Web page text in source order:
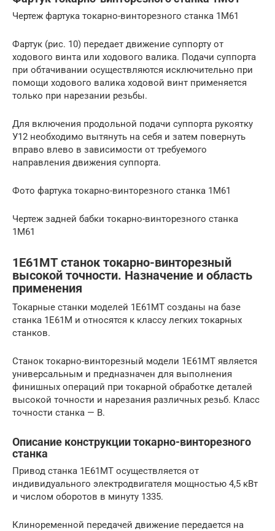
Чертеж фартука токарно-винторезного станка 1М61
Фартук (рис. 10) передает движение суппорту от
ходового винта или ходового валика. Подачи суппорта
при обтачивании осуществляются исключительно при
помощи ходового валика ходовой винт применяется
только при нарезании резьбы.
Для включения продольной подачи суппорта рукоятку
У12 необходимо вытянуть на себя и затем повернуть
вправо влево в зависимости от требуемого
направления движения суппорта.
Фото фартука токарно-винторезного станка 1М61
Чертеж задней бабки токарно-винторезного станка
1М61
1Е61МТ станок токарно-винторезный
высокой точности. Назначение и область
применения
Токарные станки моделей 1Е61МТ созданы на базе
станка 1Е61М и относятся к классу легких токарных
станков.
Станок токарно-винторезный модели 1Е61МТ является
универсальным и предназначен для выполнения
финишных операций при токарной обработке деталей
высокой точности и нарезания различных резьб. Класс
точности станка — В.
Описание конструкции токарно-винторезного
станка
Привод станка 1Е61МТ осуществляется от
индивидуального электродвигателя мощностью 4,5 кВт
и числом оборотов в минуту 1335.
Клиноременной передачей движение передается на